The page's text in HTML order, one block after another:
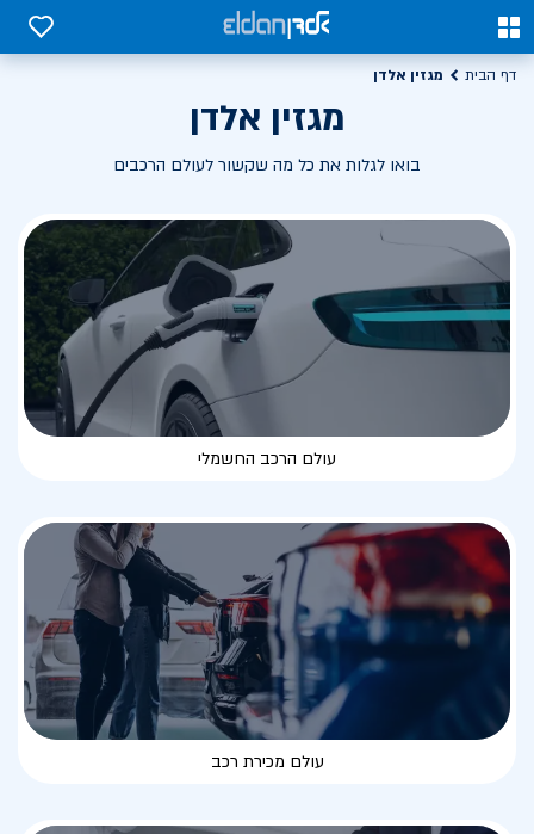
0
0
דף הבית מגזין אלדן
מגזין אלדן
בואו לגלות את כל מה שקשור לעולם הרכבים
עולם הרכב החשמלי
עולם מכירת רכב